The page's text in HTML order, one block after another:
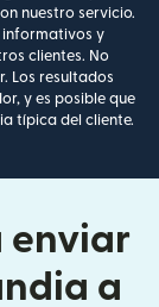
nuestro servicio.
informativos y
clientes. No
Los resultados
y es posible que
típica del cliente.
enviar
a